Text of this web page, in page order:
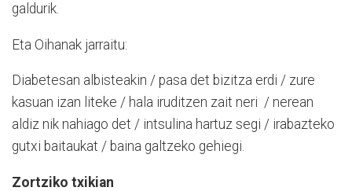
galdurik.
Eta Oihanak jarraitu:
Diabetesan albisteakin / pasa det bizitza erdi / zure
kasuan izan liteke / hala iruditzen zait neri / nerean
aldiz nik nahiago det / intsulina hartuz segi / irabazteko
gutxi baitaukat / baina galtzeko gehiegi.
Zortziko txikian